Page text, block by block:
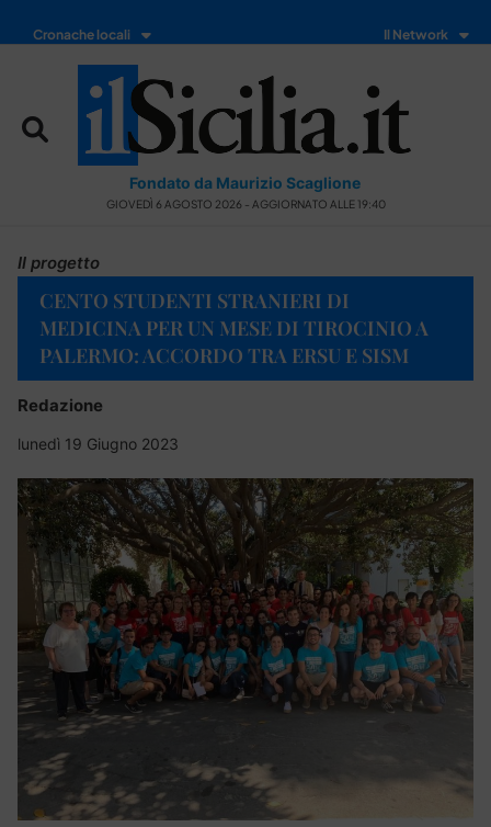
Cronache locali Il Network
Fondato da Maurizio Scaglione
GIOVEDÌ 6 AGOSTO 2026 - AGGIORNATO ALLE 19:40
Il progetto
CENTO STUDENTI STRANIERI DI
MEDICINA PER UN MESE DI TIROCINIO A
PALERMO: ACCORDO TRA ERSU E SISM
Redazione
lunedì 19 Giugno 2023